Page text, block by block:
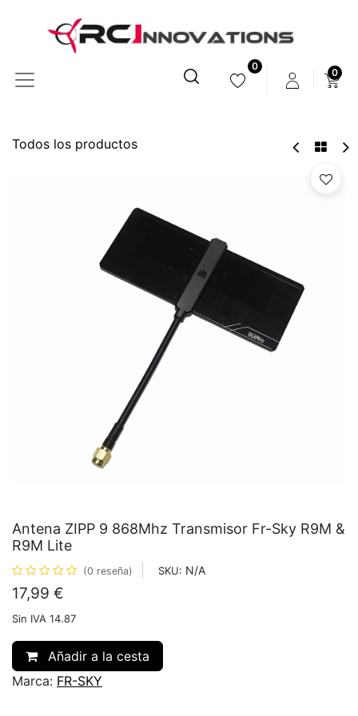
0
0
Todos los productos
Antena ZIPP 9 868Mhz Transmisor Fr-Sky R9M &
R9M Lite
(0 reseña) SKU: N/A
17,99 €
Sin IVA 14.87
Añadir a la cesta
Marca: FR-SKY